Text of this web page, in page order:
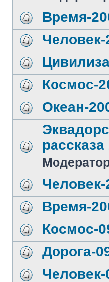
Время-
Человек-
Космос-
Океан-
Человек-
Время-
Космос-
Дорога-
Человек-